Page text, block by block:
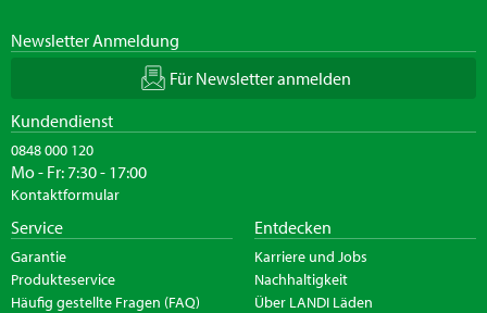
Newsletter Anmeldung
Für Newsletter anmelden
Kundendienst
0848 000 120
Mo - Fr: 7:30 - 17:00
Kontaktformular
Service
Garantie
Produkteservice
Häufig gestellte Fragen (FAQ)
Entdecken
Karriere und Jobs
Nachhaltigkeit
Über LANDI Läden